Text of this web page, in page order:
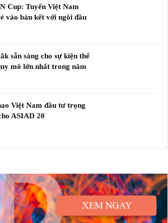
Cup: Tuyển Việt Nam
vào bán kết với ngôi đầu
sẵn sàng cho sự kiện thể
mô lớn nhất trong năm
Việt Nam đầu tư trọng
ASIAD 20